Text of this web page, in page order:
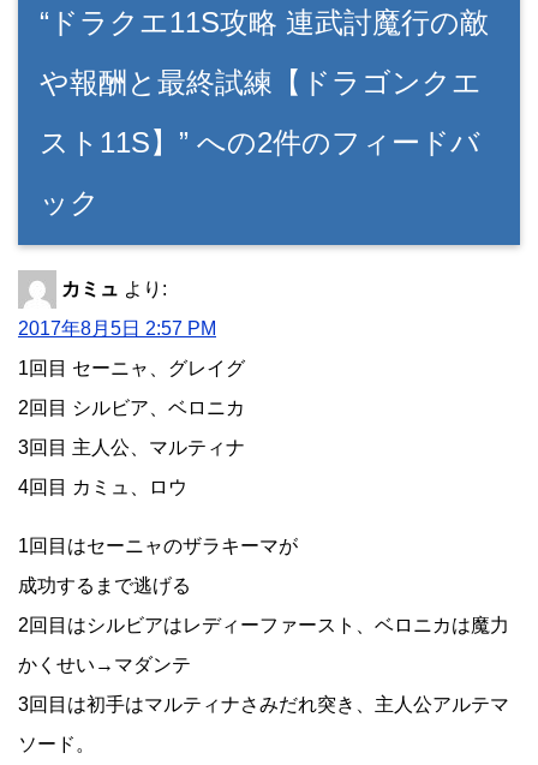
“ドラクエ11S攻略 連武討魔行の敵
や報酬と最終試練【ドラゴンクエ
スト11S】” への2件のフィードバ
ック
カミュ より:
2017年8月5日 2:57 PM
1回目 セーニャ、グレイグ
2回目 シルビア、ベロニカ
3回目 主人公、マルティナ
4回目 カミュ、ロウ
1回目はセーニャのザラキーマが
成功するまで逃げる
2回目はシルビアはレディーファースト、ベロニカは魔力
かくせい→マダンテ
3回目は初手はマルティナさみだれ突き、主人公アルテマ
ソード。